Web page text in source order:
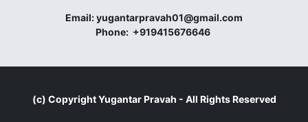
Email:yugantarpravah01@gmail.com
Phone: +919415676646
(c) CopyrightYugantar Pravah - All Rights Reserved